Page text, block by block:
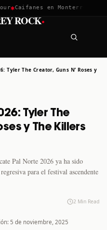
Caifanes en Monterrey · 12
ROCK·
Tyler The Creator, Guns N’ Roses y
Tyler The
y The Killers
Pal Norte 2026 ya ha sido
para el festival ascendente
2 Min Read
5 de noviembre, 2025